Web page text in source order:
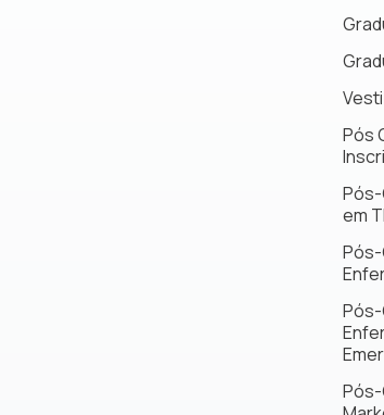
Pós
em